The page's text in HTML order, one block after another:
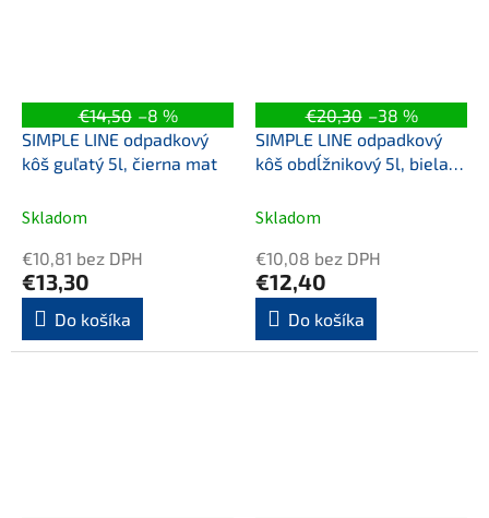
€14,50 –8 %
SIMPLE LINE odpadkový
kôš guľatý 5l, čierna mat
Skladom
€10,81 bez DPH
€13,30
Do košíka
€20,30 –38 %
SIMPLE LINE odpadkový
kôš obdĺžnikový 5l, biela
Skladom
€10,08 bez DPH
€12,40
Do košíka